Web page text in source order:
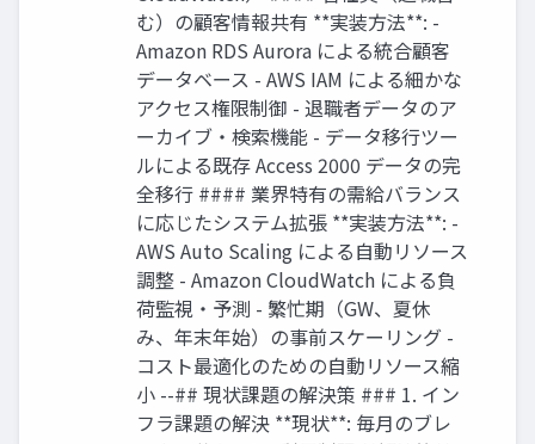
む）の顧客情報共有 **実装方法**: -
Amazon RDS Aurora による統合顧客
データベース - AWS IAM による細かな
アクセス権限制御 - 退職者データのア
ーカイブ・検索機能 - データ移行ツー
ルによる既存 Access 2000 データの完
全移行 #### 業界特有の需給バランス
に応じたシステム拡張 **実装方法**: -
AWS Auto Scaling による自動リソース
調整 - Amazon CloudWatch による負
荷監視・予測 - 繁忙期（GW、夏休
み、年末年始）の事前スケーリング -
コスト最適化のための自動リソース縮
小 --## 現状課題の解決策 ### 1. イン
フラ課題の解決 **現状**: 毎月のブレ